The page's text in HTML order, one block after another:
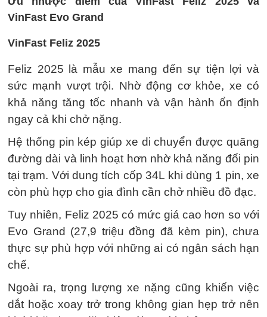
VinFast Evo Grand
VinFast Feliz 2025
Feliz 2025 là mẫu xe mang đến sự tiện lợi và
sức mạnh vượt trội. Nhờ động cơ khỏe, xe có
khả năng tăng tốc nhanh và vận hành ổn định
ngay cả khi chở nặng.
Hệ thống pin kép giúp xe di chuyển được quãng
đường dài và linh hoạt hơn nhờ khả năng đổi pin
tại trạm. Với dung tích cốp 34L khi dùng 1 pin, xe
còn phù hợp cho gia đình cần chở nhiều đồ đạc.
Tuy nhiên, Feliz 2025 có mức giá cao hơn so với
Evo Grand (27,9 triệu đồng đã kèm pin), chưa
thực sự phù hợp với những ai có ngân sách hạn
chế.
Ngoài ra, trọng lượng xe nặng cũng khiến việc
dắt hoặc xoay trở trong không gian hẹp trở nên